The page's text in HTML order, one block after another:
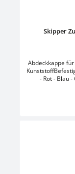
Skipper
Abdeckkappe
- Rot - Blau
Schwarz/
Leitkegeln